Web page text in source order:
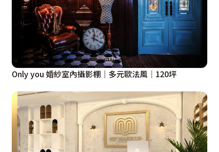
Only you 婚紗室內攝影棚｜多元歐法風｜120坪